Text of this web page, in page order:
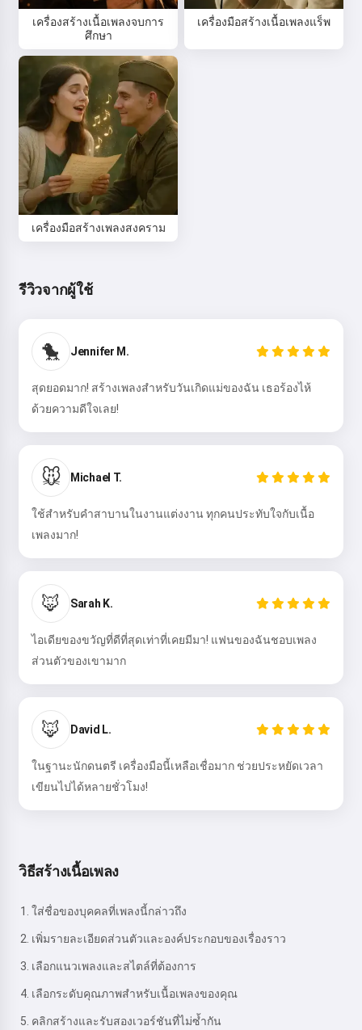
เครื่องสร้างเนื้อเพลงจบการ
ศึกษา
เครื่องมือสร้างเนื้อเพลงแร็พ
เครื่องมือสร้างเพลงสงคราม
รีวิวจากผู้ใช้
🐤 Jennifer M.
สุดยอดมาก! สร้างเพลงสำหรับวันเกิดแม่ของฉัน เธอร้องไห้
ด้วยความดีใจเลย!
🐭 Michael T.
ใช้สำหรับคำสาบานในงานแต่งงาน ทุกคนประทับใจกับเนื้อ
เพลงมาก!
🦊 Sarah K.
ไอเดียของขวัญที่ดีที่สุดเท่าที่เคยมีมา! แฟนของฉันชอบเพลง
ส่วนตัวของเขามาก
🦊 David L.
ในฐานะนักดนตรี เครื่องมือนี้เหลือเชื่อมาก ช่วยประหยัดเวลา
เขียนไปได้หลายชั่วโมง!
วิธีสร้างเนื้อเพลง
ใส่ชื่อของบุคคลที่เพลงนี้กล่าวถึง
เพิ่มรายละเอียดส่วนตัวและองค์ประกอบของเรื่องราว
เลือกแนวเพลงและสไตล์ที่ต้องการ
เลือกระดับคุณภาพสำหรับเนื้อเพลงของคุณ
คลิกสร้างและรับสองเวอร์ชันที่ไม่ซ้ำกัน
ฉันสามารถแต่งเพลง เขียนกลอน และ
ลองเลย
นโยบายความเป็นส่วนตัว
นโยบายการคืนเงิน